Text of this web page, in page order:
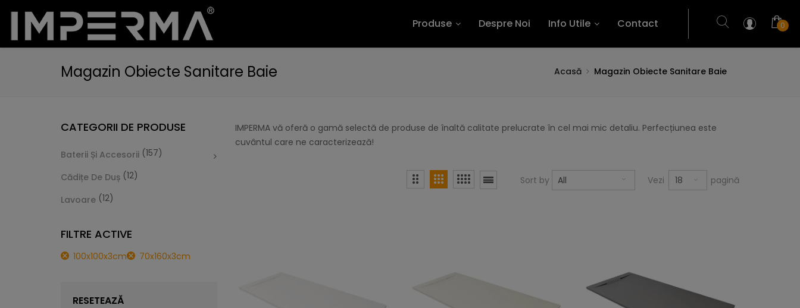
Produse Despre Noi Info Utile Contact 0
Magazin Obiecte Sanitare Baie Acasă Magazin Obiecte Sanitare Baie
IMPERMA vă oferă o gamă selectă de produse de înaltă calitate prelucrate în cel mai mic detaliu. Perfecțiunea este
cuvântul care ne caracterizează!
Sort by All Vezi 18 pagină
CATEGORII DE PRODUSE
Baterii Și Accesorii (157)
Cădițe De Duș (12)
Lavoare (12)
FILTRE ACTIVE
100x100x3cm 70x160x3cm
RESETEAZĂ